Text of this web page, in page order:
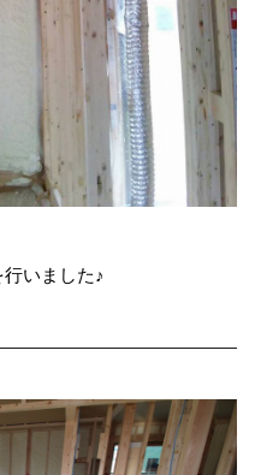
いました♪